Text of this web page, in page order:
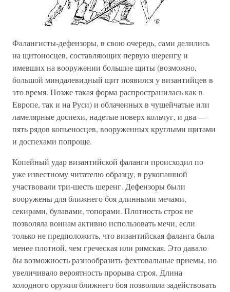
Фалангисты-дефензоры, в свою очередь, сами делились
на щитоносцев, составляющих первую шеренгу и
имевших на вооружении большие щиты (возможно,
большой миндалевидный щит появился у византийцев в
это время. Позже такая форма распространилась как в
Европе, так и на Руси) и облаченных в чушейчатые или
ламелярные доспехи, надетые поверх кольчуг, и два —
пять рядов копьеносцев, вооруженных круглыми щитами
и доспехами попроще.
Копейный удар византийской фаланги происходил по
уже известному читателю образцу, в рукопашной
участвовали три-шесть шеренг. Дефензоры были
вооружены для ближнего боя длинными мечами,
секирами, булавами, топорами. Плотность строя не
позволяла воинам активно использовать мечи, если
только не предположить, что византийская фаланга была
менее плотной, чем греческая или римская. Это давало
бы возможность разнообразить фехтовальные приемы, но
увеличивало вероятность прорыва строя. Длина
холодного оружия ближнего боя позволяла задействовать